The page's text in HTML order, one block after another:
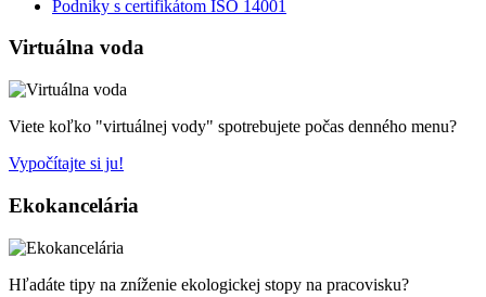
Podniky s certifikátom ISO 14001
Virtuálna voda
Viete koľko "virtuálnej vody" spotrebujete počas denného menu?
Vypočítajte si ju!
Ekokancelária
Hľadáte tipy na zníženie ekologickej stopy na pracovisku?